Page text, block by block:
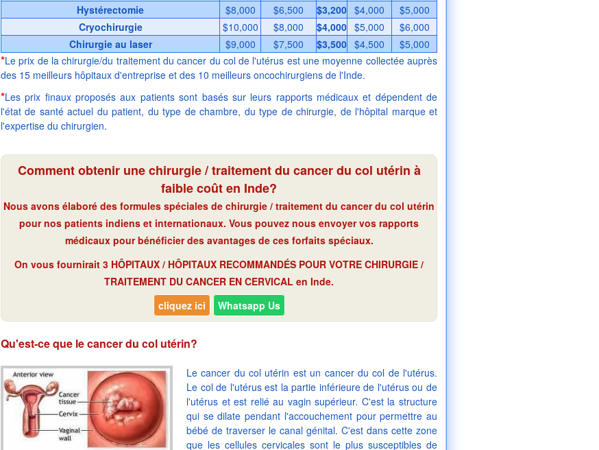
Hystérectomie
$8,000 $6,500 $3,200 $4,000
$5,000
Cryochirurgie
$10,000 $8,000 $4,000 $5,000
$6,000
Chirurgie au laser
$9,000 $7,500 $3,500 $4,500 $5,000
*Le prix de la chirurgie/du traitement du cancer du col de l'utérus est une moyenne collectée auprès
des 15 meilleurs hôpitaux d'entreprise et des 10 meilleurs oncochirurgiens de l'Inde.
*Les prix finaux proposés aux patients sont basés sur leurs rapports médicaux et dépendent de
l'état de santé actuel du patient, du type de chambre, du type de chirurgie, de l'hôpital marque et
l'expertise du chirurgien.
Comment obtenir une chirurgie / traitement du cancer du col utérin à
faible coût en Inde?
Nous avons élaboré des formules spéciales de chirurgie / traitement du cancer du col utérin
pour nos patients indiens et internationaux. Vous pouvez nous envoyer vos rapports
médicaux pour bénéficier des avantages de ces forfaits spéciaux.
On vous fournirait 3 HÔPITAUX / HÔPITAUX RECOMMANDÉS POUR VOTRE CHIRURGIE /
TRAITEMENT DU CANCER EN CERVICAL en Inde.
cliquez ici
Whatsapp Us
Qu'est-ce que le cancer du col utérin?
Le cancer du col utérin est un cancer du col de l'utérus.
Le col de l'utérus est la partie inférieure de l'utérus ou de
l'utérus et est relié au vagin supérieur. C'est la structure
qui se dilate pendant l'accouchement pour permettre au
bébé de traverser le canal génital. C'est dans cette zone
que les cellules cervicales sont le plus susceptibles de